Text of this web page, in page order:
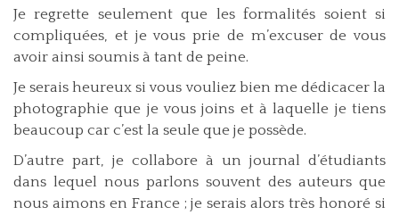
Je regrette seulement que les formalités soient si
compliquées, et je vous prie de m’excuser de vous
avoir ainsi soumis à tant de peine.
Je serais heureux si vous vouliez bien me dédicacer la
photographie que je vous joins et à laquelle je tiens
beaucoup car c’est la seule que je possède.
D’autre part, je collabore à un journal d’étudiants
dans lequel nous parlons souvent des auteurs que
nous aimons en France ; je serais alors très honoré si